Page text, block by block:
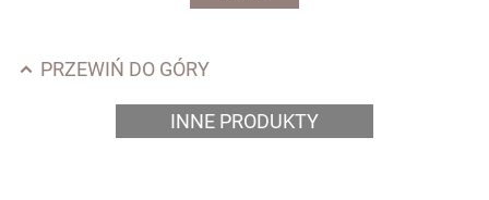
PRZEWIŃ DO GÓRY
INNE PRODUKTY